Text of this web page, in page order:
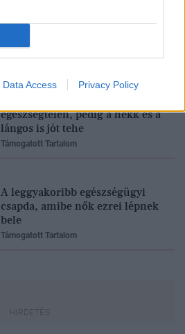
Data Access Privacy Policy
felejtjük ki a legfontosabb lépést
egészségtelen, pedig a hekk és a
lángos is jót tehe
Támogatott Tartalom
A leggyakoribb egészségügyi
csapda, amibe nők ezrei lépnek
bele
Támogatott Tartalom